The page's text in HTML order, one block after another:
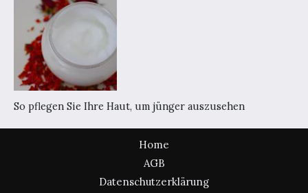
So pflegen Sie Ihre Haut, um jünger auszusehen
Home
AGB
Datenschutzerklärung